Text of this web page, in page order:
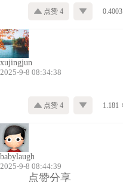
点赞 4 0.4003
xujingjun
2025-9-8 08:34:38
点赞 4 1.181
babylaugh
2025-9-8 08:44:39
点赞分享